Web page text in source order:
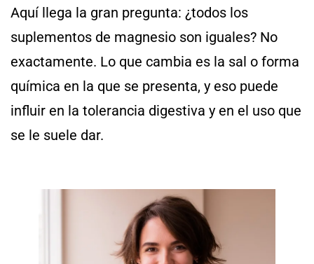
Aquí llega la gran pregunta: ¿todos los
suplementos de magnesio son iguales? No
exactamente. Lo que cambia es la sal o forma
química en la que se presenta, y eso puede
influir en la tolerancia digestiva y en el uso que
se le suele dar.